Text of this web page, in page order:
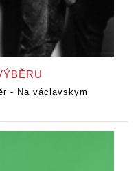
- Na václavskym